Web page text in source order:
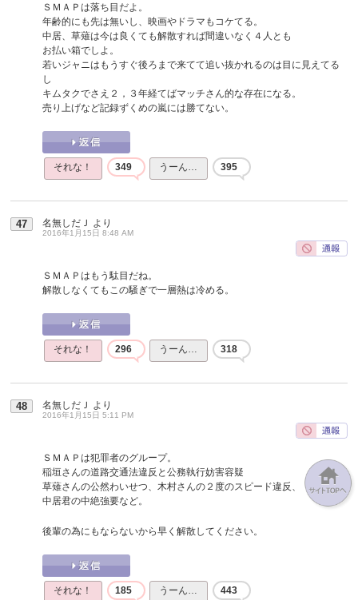
ＳＭＡＰは落ち目だよ。
年齢的にも先は無いし、映画やドラマもコケてる。
中居、草薙は今は良くても解散すれば間違いなく４人とも
お払い箱でしよ。
若いジャニはもうすぐ後ろまで来てて追い抜かれるのは目に見えてる
し
キムタクでさえ２，３年経てばマッチさん的な存在になる。
売り上げなど記録ずくめの嵐には勝てない。
それな！ 349 うーん… 395
47 名無しだＪ より
2016年1月15日 8:48 AM
ＳＭＡＰはもう駄目だね。
解散しなくてもこの騒ぎで一層熱は冷める。
それな！ 296 うーん… 318
48 名無しだＪ より
2016年1月15日 5:11 PM
ＳＭＡＰは犯罪者のグループ。
稲垣さんの道路交通法違反と公務執行妨害容疑
草薙さんの公然わいせつ、木村さんの２度のスピード違反、
中居君の中絶強要など。
後輩の為にもならないから早く解散してください。
それな！ 185 うーん… 443